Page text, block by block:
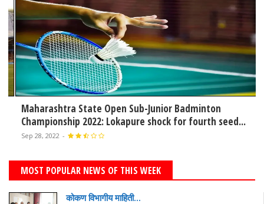
Maharashtra State Open Sub-Junior Badminton
Championship 2022: Lokapure shock for fourth seed...
Sep 28, 2022 -
MOST POPULAR NEWS OF THIS WEEK
कोकण विभागीय माहिती...